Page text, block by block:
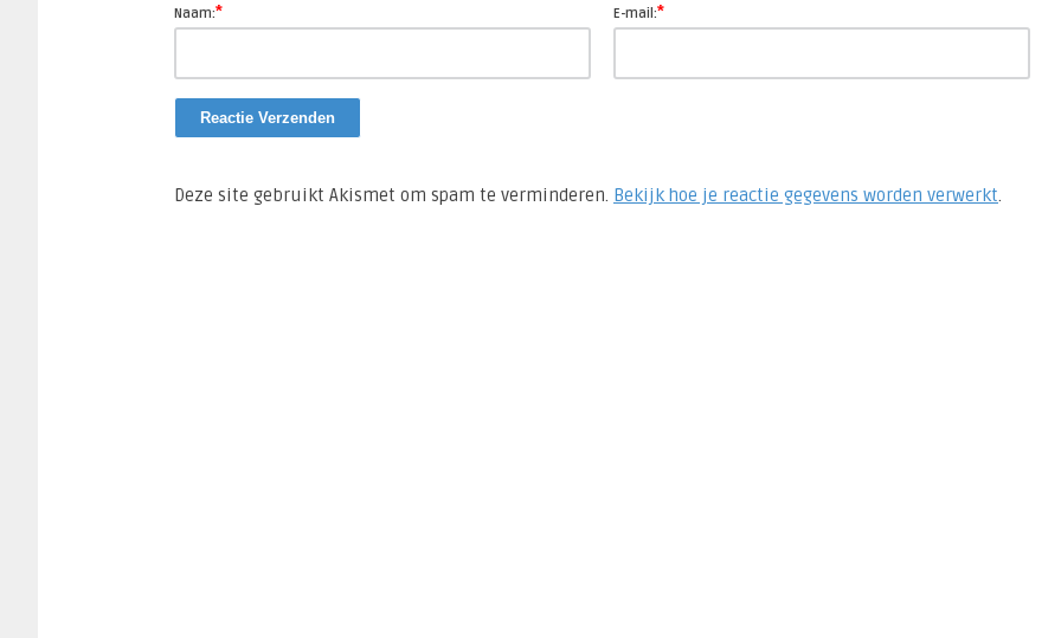
Naam:* E-mail:*
Deze site gebruikt Akismet om spam te verminderen. Bekijk hoe je reactie gegevens worden verwerkt.